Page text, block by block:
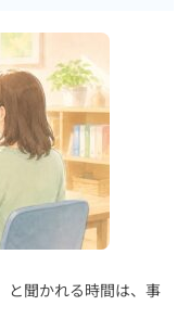
と聞かれる時間は、事